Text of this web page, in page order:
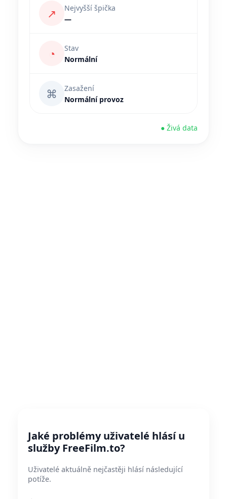
↗
Nejvyšší špička
—
◔
Stav
Normální
⌘
Zasažení
Normální provoz
● Živá data
Jaké problémy uživatelé hlásí u
služby FreeFilm.to?
Uživatelé aktuálně nejčastěji hlásí následující
potíže.